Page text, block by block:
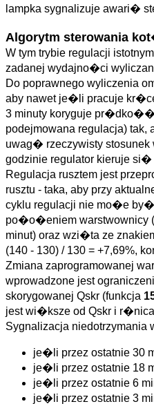
lampka sygnalizuje awari�
Algorytm sterowania
W tym trybie regulacji
zadanej wydajno�ci
Do poprawnego wyliczenia
aby nawet je�li pracuje
3 minuty koryguje pr�dko��
podejmowana regulacja)
uwag� rzeczywisty stosunek
godzinie regulator kieruje
Regulacja rusztem jest
rusztu - taka, aby przy
cyklu regulacji nie mo�e
po�o�eniem warstwownicy
minut) oraz wzi�ta ze
(140 - 130) / 130 = +7,69%,
Zmiana zaprogramowanej
wprowadzone jest
skorygowanej Qskr (funkcja
jest wi�ksze od Qskr i
Sygnalizacja
je�li przez ostatnie
je�li przez ostatnie
je�li przez ostatnie 6
je�li przez ostatnie 3